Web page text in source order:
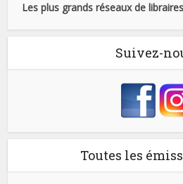
Les plus grands réseaux de libraires
Suivez-
Toutes les